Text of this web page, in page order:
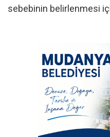
sebebinin belirlenmesi